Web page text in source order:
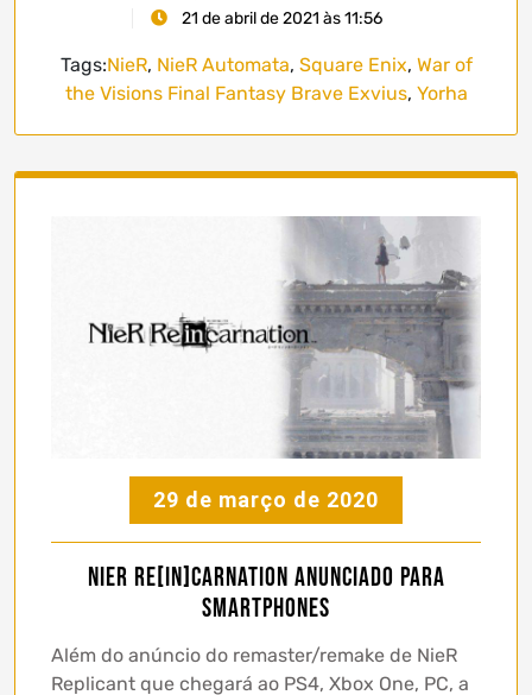
21 de abril de 2021 às 11:56
Tags:NieR, NieR Automata, Square Enix, War of
the Visions Final Fantasy Brave Exvius, Yorha
29 de março de 2020
NieR Re[in]carnation anunciado para
smartphones
Além do anúncio do remaster/remake de NieR
Replicant que chegará ao PS4, Xbox One, PC, a